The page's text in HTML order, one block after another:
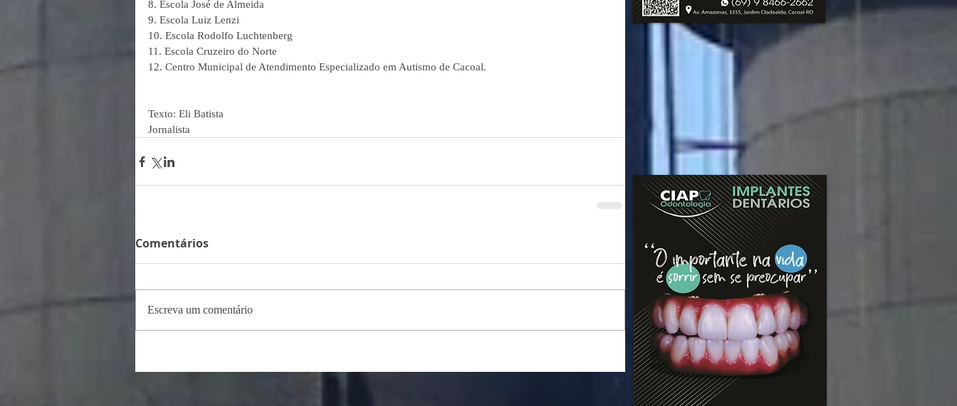
8. Escola José de Almeida
9. Escola Luiz Lenzi
10. Escola Rodolfo Luchtenberg
11. Escola Cruzeiro do Norte
12. Centro Municipal de Atendimento Especializado em Autismo de Cacoal.
Texto: Eli Batista
Jornalista
Comentários
Escreva um comentário